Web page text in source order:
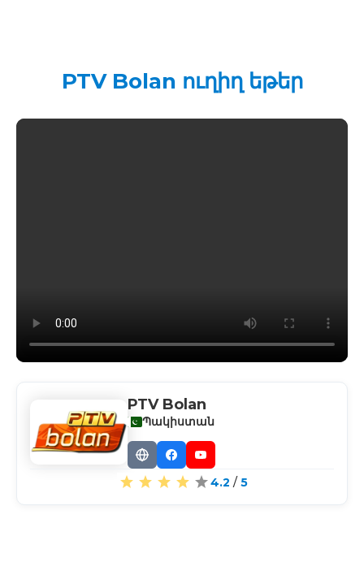
PTV Bolan ուղիղ եթեր
PTV Bolan
Պակիստան
WebsiteFacebookYouTube
4.2 / 5